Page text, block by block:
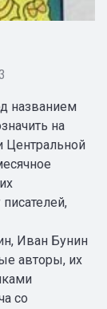
названием
на
Центральной
Иван Бунин
авторы, их
со